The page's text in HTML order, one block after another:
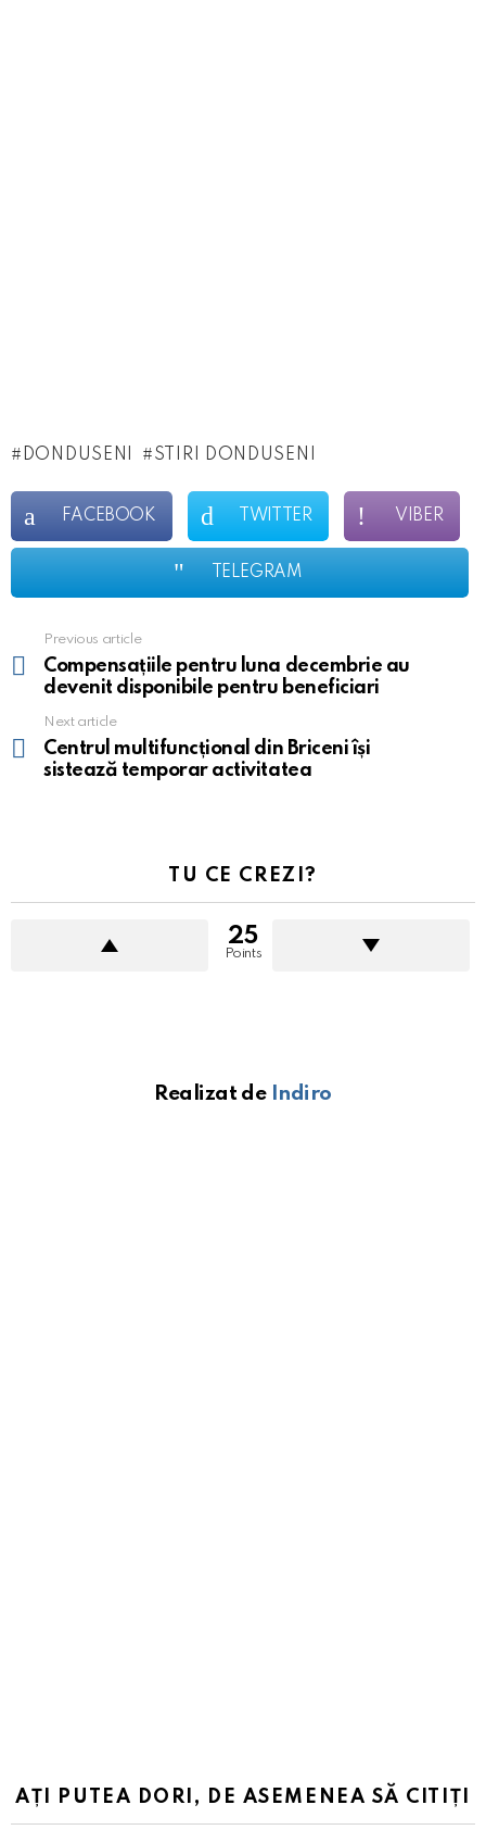
DONDUSENI STIRI DONDUSENI
FACEBOOK TWITTER VIBER
TELEGRAM
more
Previous article
Compensațiile pentru luna decembrie au
devenit disponibile pentru beneficiari
Next article
Centrul multifuncțional din Briceni își
sistează temporar activitatea
TU CE CREZI?
25
Points
Realizat de Indiro
AȚI PUTEA DORI, DE ASEMENEA SĂ CITIȚI